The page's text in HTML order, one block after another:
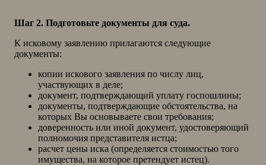
Шаг 2. Подготовьте документы для суда.
К исковому заявлению прилагаются следующие
документы:
копии искового заявления по числу лиц,
участвующих в деле;
документ, подтверждающий уплату госпошлины;
документы, подтверждающие обстоятельства, на
которых Вы основываете свои требования;
доверенность или иной документ, удостоверяющий
полномочия представителя истца;
расчет цены иска (определяется стоимостью того
имущества, на которое претендует истец).